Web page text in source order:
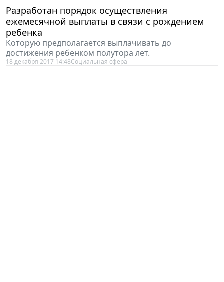
Разработан порядок осуществления
ежемесячной выплаты в связи с рождением
ребенка
Которую предполагается выплачивать до
достижения ребенком полутора лет.
18 декабря 2017 14:48Социальная сфера